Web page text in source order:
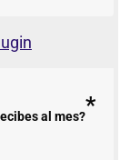
al mes?*